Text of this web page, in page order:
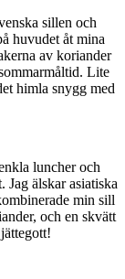
sillen och
huvudet åt mina
av koriander
Lite
himla snygg med
luncher och
Jag älskar asiatiska
min sill
och en skvätt